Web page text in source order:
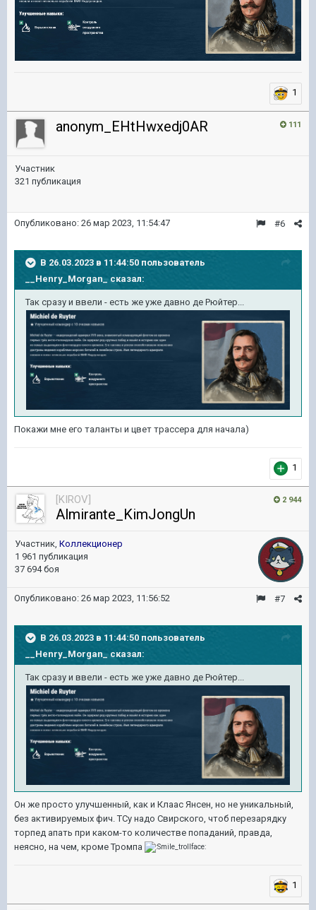
1
111
anonym_EHtHwxedj0AR
Участник
321 публикация
#6
Опубликовано: 26 мар 2023, 11:54:47
В 26.03.2023 в 11:44:50 пользователь
__Henry_Morgan_ сказал:
Так сразу и ввели - есть же уже давно де Рюйтер...
Покажи мне его таланты и цвет трассера для начала)
1
2 944
[KIROV]
Almirante_KimJongUn
Участник, Коллекционер
1 961 публикация
37 694 боя
#7
Опубликовано: 26 мар 2023, 11:56:52
В 26.03.2023 в 11:44:50 пользователь
__Henry_Morgan_ сказал:
Так сразу и ввели - есть же уже давно де Рюйтер...
Он же просто улучшенный, как и Клаас Янсен, но не уникальный,
без активируемых фич. ТСу надо Свирского, чтоб перезарядку
торпед апать при каком-то количестве попаданий, правда,
неясно, на чем, кроме Тромпа
1